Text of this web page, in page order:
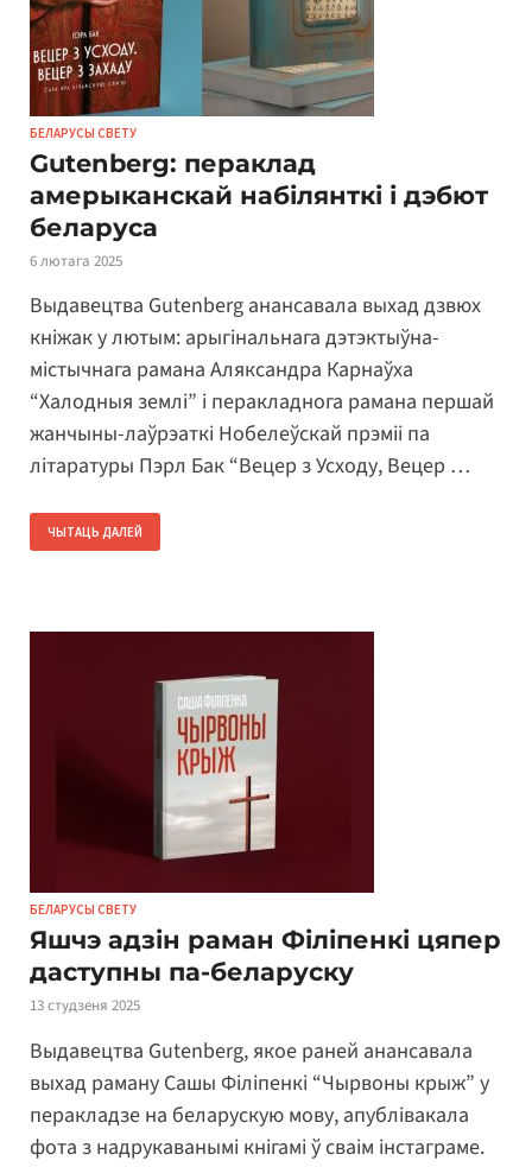
БЕЛАРУСЫ СВЕТУ
Gutenberg: пераклад
амерыканскай набілянткі і дэбют
беларуса
6 лютага 2025
Выдавецтва Gutenberg анансавала выхад дзвюх
кніжак у лютым: арыгінальнага дэтэктыўна-
містычнага рамана Аляксандра Карнаўха
“Халодныя землі” і перакладнога рамана першай
жанчыны-лаўрэаткі Нобелеўскай прэміі па
літаратуры Пэрл Бак “Вецер з Усходу, Вецер …
ЧЫТАЦЬ ДАЛЕЙ
БЕЛАРУСЫ СВЕТУ
Яшчэ адзін раман Філіпенкі цяпер
даступны па-беларуску
13 студзеня 2025
Выдавецтва Gutenberg, якое раней анансавала
выхад раману Сашы Філіпенкі “Чырвоны крыж” у
перакладзе на беларускую мову, апублівакала
фота з надрукаванымі кнігамі ў сваім інстаграме.